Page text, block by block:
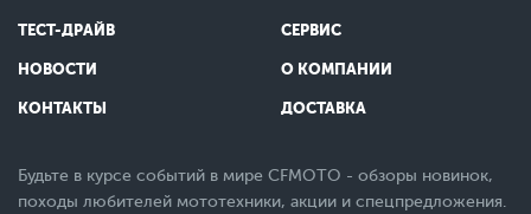
ТЕСТ-ДРАЙВ СЕРВИС
НОВОСТИ О КОМПАНИИ
КОНТАКТЫ ДОСТАВКА
Будьте в курсе событий в мире CFMOTO - обзоры новинок,
походы любителей мототехники, акции и спецпредложения.